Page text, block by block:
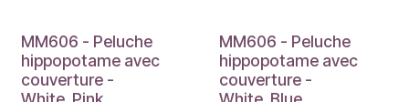
MM606 - Peluche
hippopotame avec
couverture -
MM606 - Peluche
hippopotame avec
couverture -